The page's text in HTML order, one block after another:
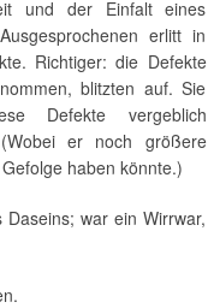
und der Einfalt eines
erlitt in
Richtiger: die Defekte
blitzten auf. Sie
Defekte vergeblich
er noch größere
haben könnte.)
war ein Wirrwar,